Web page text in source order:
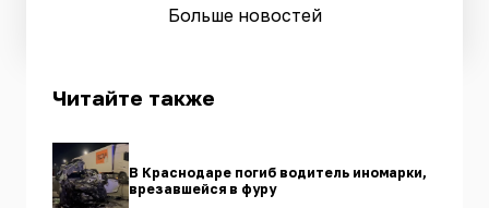
Больше новостей
Читайте также
В Краснодаре погиб водитель иномарки,
врезавшейся в фуру